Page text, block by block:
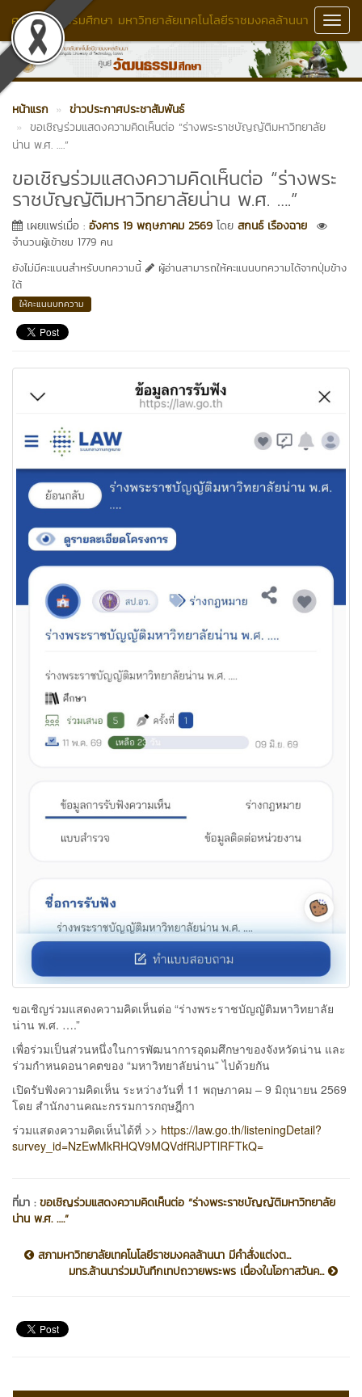
ศูนย์วัฒนธรรมศึกษา มหาวิทยาลัยเทคโนโลยีราชมงคลล้านนา
หน้าแรก
ข่าวประกาศประชาสัมพันธ์
ขอเชิญร่วมแสดงความคิดเห็นต่อ “ร่างพระราชบัญญัติมหาวิทยาลัย
น่าน พ.ศ. ….”
ขอเชิญร่วมแสดงความคิดเห็นต่อ “ร่างพระ
ราชบัญญัติมหาวิทยาลัยน่าน พ.ศ. ….”
เผยแพร่เมื่อ : อังคาร 19 พฤษภาคม 2569 โดย สกนธ์ เรืองฉาย
จำนวนผู้เข้าชม 1779 คน
ยังไม่มีคะแนนสำหรับบทความนี้
ผู้อ่านสามารถให้คะแนนบทความได้จากปุ่มข้าง
ใต้
ให้คะแนนบทความ
ขอเชิญร่วมแสดงความคิดเห็นต่อ “ร่างพระราชบัญญัติมหาวิทยาลัย
น่าน พ.ศ. ….”
เพื่อร่วมเป็นส่วนหนึ่งในการพัฒนาการอุดมศึกษาของจังหวัดน่าน และ
ร่วมกำหนดอนาคตของ “มหาวิทยาลัยน่าน” ไปด้วยกัน
เปิดรับฟังความคิดเห็น ระหว่างวันที่ 11 พฤษภาคม – 9 มิถุนายน 2569
โดย สำนักงานคณะกรรมการกฤษฎีกา
ร่วมแสดงความคิดเห็นได้ที่ >> https://law.go.th/listeningDetail?
survey_id=NzEwMkRHQV9MQVdfRlJPTlRFTkQ=
ที่มา :ขอเชิญร่วมแสดงความคิดเห็นต่อ “ร่างพระราชบัญญัติมหาวิทยาลัย
น่าน พ.ศ. ….”
สภามหาวิทยาลัยเทคโนโลยีราชมงคลล้านนา มีคำสั่งแต่งต...
มทร.ล้านนาร่วมบันทึกเทปถวายพระพร เนื่องในโอกาสวันค...